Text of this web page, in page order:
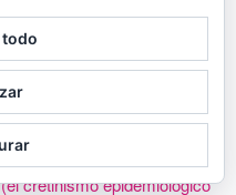
de la ‘gripe española’
enfermedades mediáticas
cretinismo epidemiológico